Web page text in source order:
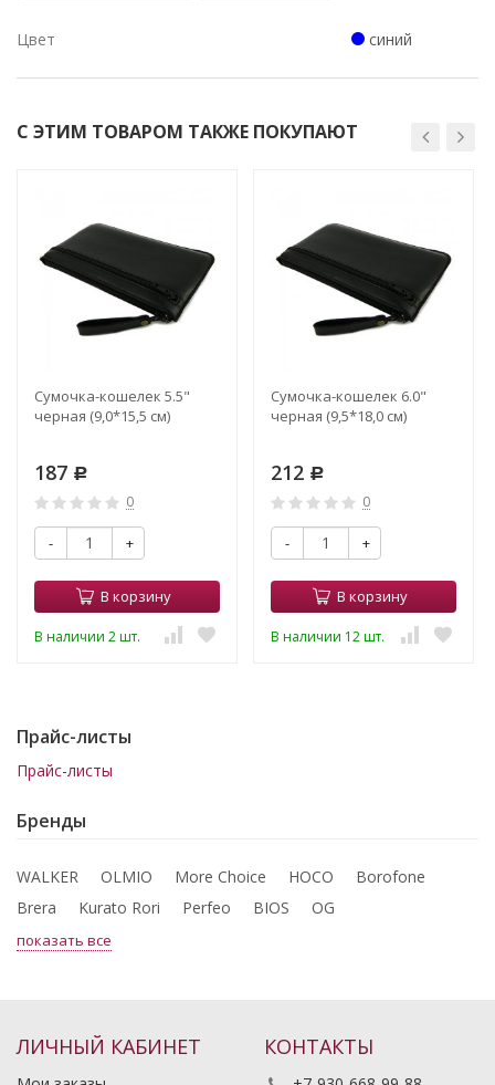
Цвет синий
С ЭТИМ ТОВАРОМ ТАКЖЕ ПОКУПАЮТ
Сумочка-кошелек 5.5"
черная (9,0*15,5 см)
187 Р
0
- +
В корзину
В наличии 2 шт.
Сумочка-кошелек 6.0"
черная (9,5*18,0 см)
212 Р
0
- +
В корзину
В наличии 12 шт.
Прайс-листы
Прайс-листы
Бренды
WALKER OLMIO More Choice HOCO
Borofone
Brera
Kurato Rori Perfeo BIOS OG
показать все
ЛИЧНЫЙ КАБИНЕТ КОНТАКТЫ